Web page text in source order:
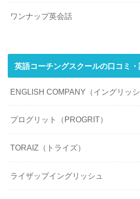
ワンナップ英会話
英語コーチングスクールの口コミ・
ENGLISH COMPANY（イングリッシ
プログリット（PROGRIT）
TORAIZ（トライズ）
ライザップイングリッシュ